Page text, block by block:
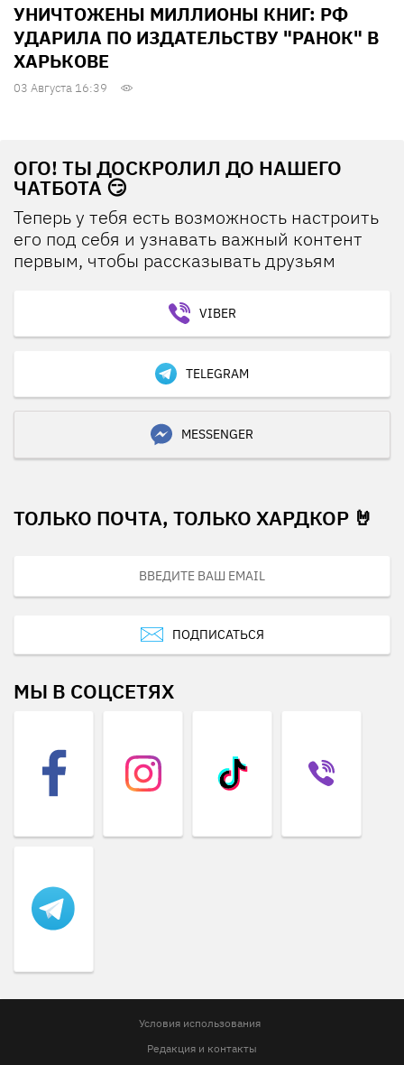
УНИЧТОЖЕНЫ МИЛЛИОНЫ КНИГ: РФ
УДАРИЛА ПО ИЗДАТЕЛЬСТВУ "РАНОК" В
ХАРЬКОВЕ
03 Августа 16:39
ОГО! ТЫ ДОСКРОЛИЛ ДО НАШЕГО
ЧАТБОТА 😏
Теперь у тебя есть возможность настроить
его под себя и узнавать важный контент
первым, чтобы рассказывать друзьям
VIBER
TELEGRAM
MESSENGER
ТОЛЬКО ПОЧТА, ТОЛЬКО ХАРДКОР 🤘
ПОДПИСАТЬСЯ
МЫ В СОЦСЕТЯХ
Условия использования
Редакция и контакты